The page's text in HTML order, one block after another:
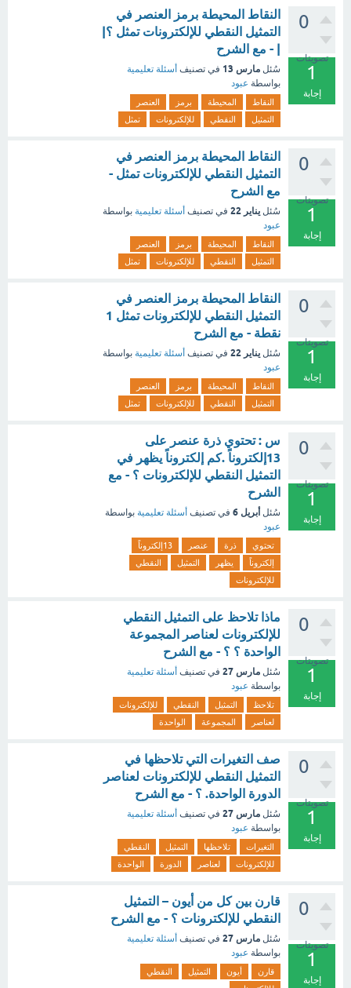
0
تصويتات
1
إجابة
النقاط المحيطة برمز العنصر في
التمثيل النقطي للإلكترونات تمثل ؟|
| - مع الشرح
سُئل مارس 13 في تصنيف أسئلة تعليمية
بواسطة عبود
النقاط المحيطة برمز
العنصر
التمثيل
النقطي للإلكترونات تمثل
0
تصويتات
1
إجابة
النقاط المحيطة برمز العنصر في
التمثيل النقطي للإلكترونات تمثل -
مع الشرح
سُئل يناير 22 في تصنيف أسئلة تعليمية بواسطة
عبود
النقاط المحيطة برمز
العنصر
التمثيل
النقطي للإلكترونات تمثل
0
تصويتات
1
إجابة
النقاط المحيطة برمز العنصر في
التمثيل النقطي للإلكترونات تمثل 1
نقطة - مع الشرح
سُئل يناير 22 في تصنيف أسئلة تعليمية بواسطة
عبود
النقاط المحيطة برمز
العنصر
التمثيل
النقطي للإلكترونات تمثل
0
تصويتات
1
إجابة
س : تحتوي ذرة عنصر على
13إلكتروناً .كم إلكتروناً يظهر في
التمثيل النقطي للإلكترونات ؟ - مع
الشرح
سُئل أبريل 6 في تصنيف أسئلة تعليمية بواسطة
عبود
تحتوي ذرة عنصر
13إلكتروناً
إلكتروناً
يظهر التمثيل
النقطي
للإلكترونات
0
تصويتات
1
إجابة
ماذا تلاحظ على التمثيل النقطي
للإلكترونات لعناصر المجموعة
الواحدة ؟ ؟ - مع الشرح
سُئل مارس 27 في تصنيف أسئلة تعليمية
بواسطة عبود
تلاحظ التمثيل النقطي
للإلكترونات
لعناصر
المجموعة الواحدة
0
تصويتات
1
إجابة
صف التغيرات التي تلاحظها في
التمثيل النقطي للإلكترونات لعناصر
الدورة الواحدة. ؟ - مع الشرح
سُئل مارس 27 في تصنيف أسئلة تعليمية
بواسطة عبود
التغيرات تلاحظها التمثيل
النقطي
للإلكترونات
لعناصر الدورة الواحدة
0
تصويتات
1
إجابة
قارن بين كل من أيون – التمثيل
النقطي للإلكترونات ؟ - مع الشرح
سُئل مارس 27 في تصنيف أسئلة تعليمية
بواسطة عبود
قارن أيون التمثيل
النقطي